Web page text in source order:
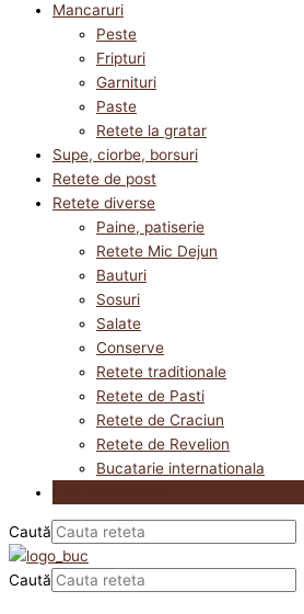
Mancaruri
Peste
Fripturi
Garnituri
Paste
Retete la gratar
Supe, ciorbe, borsuri
Retete de post
Retete diverse
Paine, patiserie
Retete Mic Dejun
Bauturi
Sosuri
Salate
Conserve
Retete traditionale
Retete de Pasti
Retete de Craciun
Retete de Revelion
Bucatarie internationala
Caută
Caută